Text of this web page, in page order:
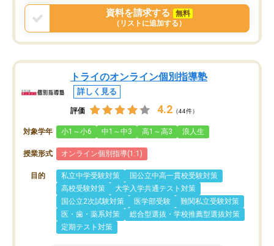
戻せ、授業内容や講師の方は良かった
と思います。
資料を請求する
無料
（リストに追加する）
トライのオンライン個別指導塾
詳しく見る
評価 4.2 （44件）
対象学年 小1～小6 中1～中3 高1～高3 浪人生
授業形式 オンライン個別指導(1:1)
目的 私立中学受験対策
国公立中高一貫校受験対策
高校受験対策
大学入学共通テスト対策
国公立2次試験対策
医学部受験
難関私立受験対策
医・歯・薬系対策
総合型選抜・学校推薦型選抜対策
定期テスト対策